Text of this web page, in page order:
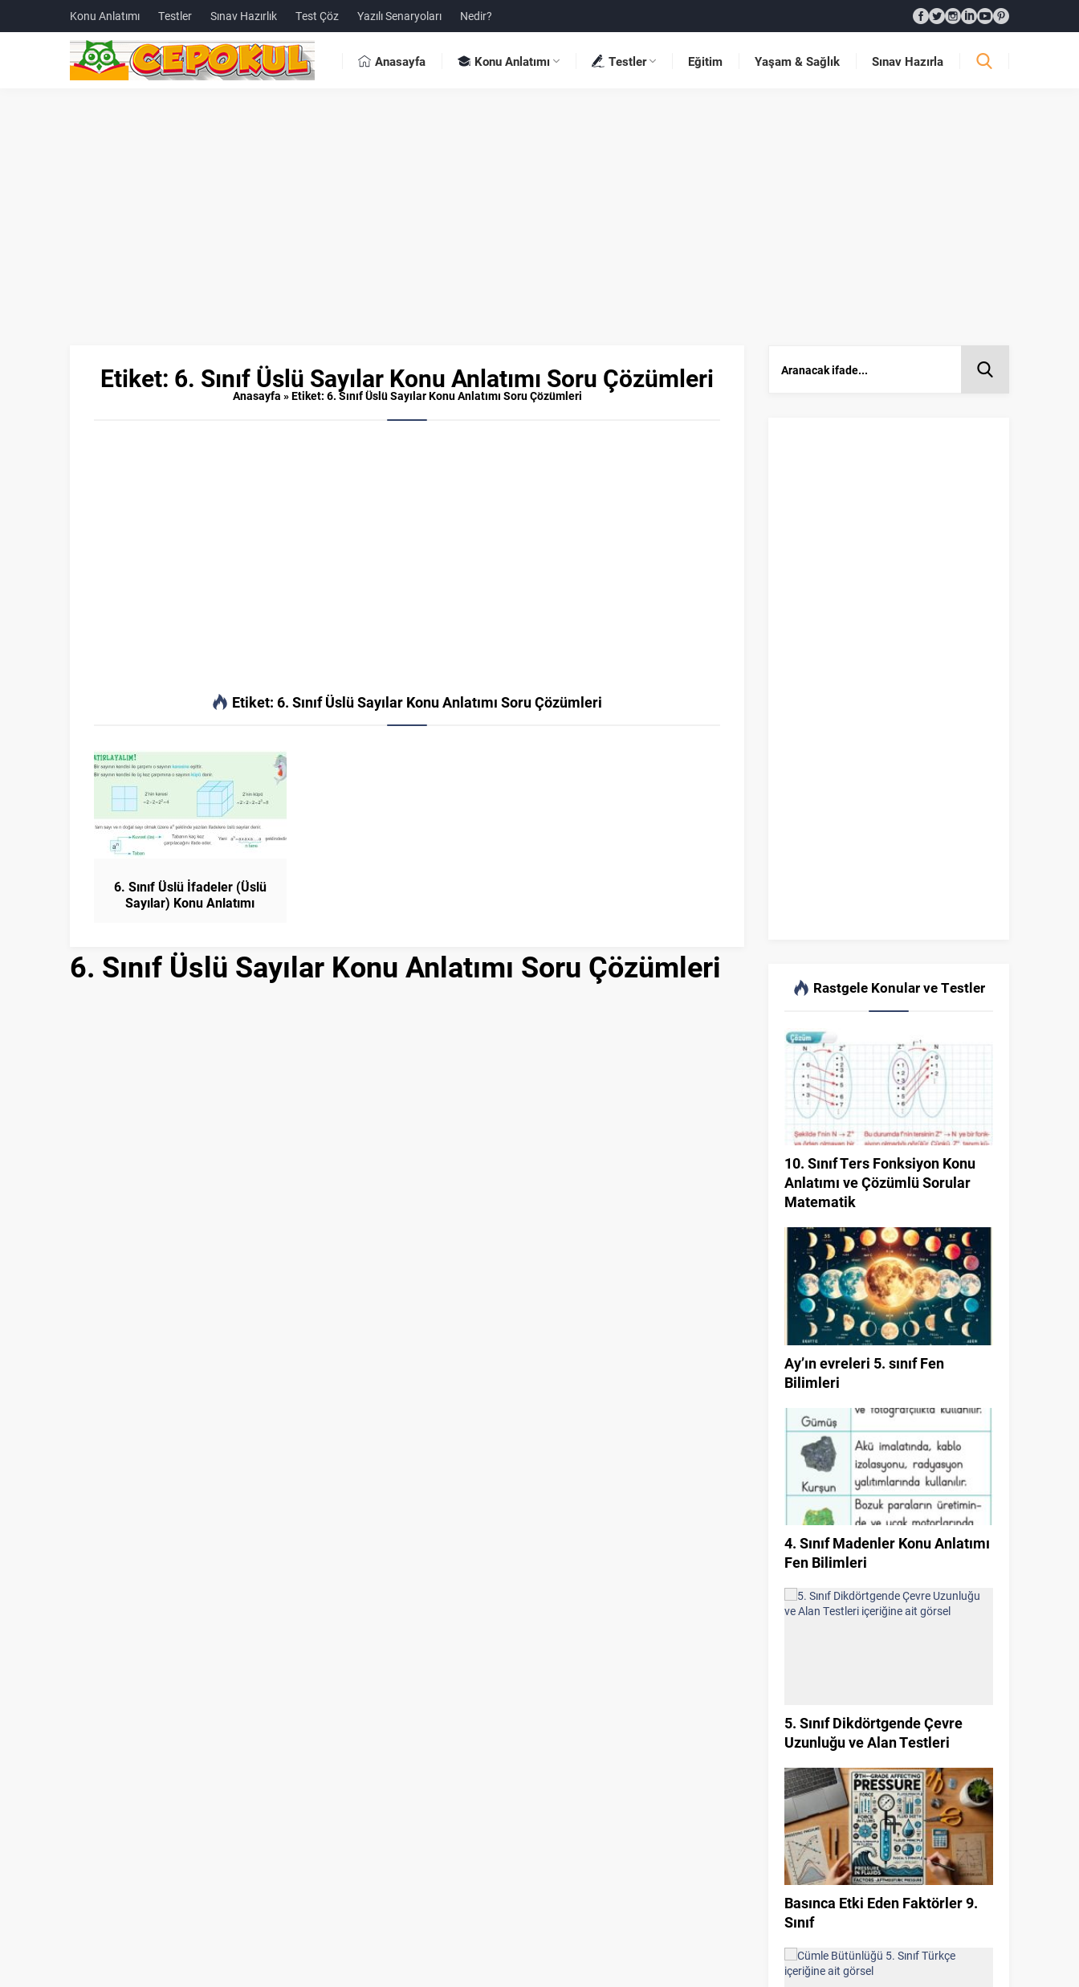
Konu Anlatımı Testler Sınav Hazırlık Test Çöz Yazılı Senaryoları Nedir?
Anasayfa Konu Anlatımı Testler Eğitim Yaşam & Sağlık Sınav Hazırla
Etiket: 6. Sınıf Üslü Sayılar Konu Anlatımı Soru Çözümleri
Anasayfa »Etiket: 6. Sınıf Üslü Sayılar Konu Anlatımı Soru Çözümleri
Etiket: 6. Sınıf Üslü Sayılar Konu Anlatımı Soru Çözümleri
6. Sınıf Üslü İfadeler (Üslü
Sayılar) Konu Anlatımı
6. Sınıf Üslü Sayılar Konu Anlatımı Soru Çözümleri
Rastgele Konular ve Testler
10. Sınıf Ters Fonksiyon Konu
Anlatımı ve Çözümlü Sorular
Matematik
Ay’ın evreleri 5. sınıf Fen
Bilimleri
4. Sınıf Madenler Konu Anlatımı
Fen Bilimleri
5. Sınıf Dikdörtgende Çevre
Uzunluğu ve Alan Testleri
Basınca Etki Eden Faktörler 9.
Sınıf